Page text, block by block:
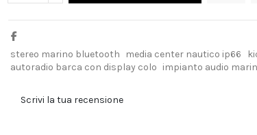
stereo marino bluetooth media center nautico ip66
autoradio barca con display colo impianto audio
Scrivi la tua recensione